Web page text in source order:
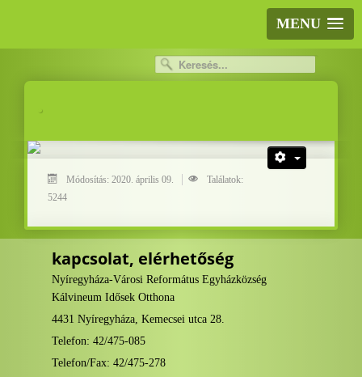
MENU
.
Módosítás: 2020. április 09.
Találatok:
5244
kapcsolat, elérhetőség
Nyíregyháza-Városi Református Egyházközség
Kálvineum Idősek Otthona
4431 Nyíregyháza, Kemecsei utca 28.
Telefon: 42/475-085
Telefon/Fax: 42/475-278